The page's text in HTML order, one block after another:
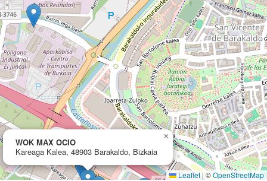
WOK MAX OCIO
Kareaga Kalea, 48903 Barakaldo, Bizkaia
×
Leaflet | ©OpenStreetMap